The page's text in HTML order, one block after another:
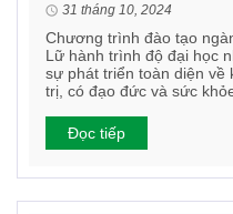
31 tháng 10, 2024
Chương trình đào tạo
Lữ hành trình độ đại học
sự phát triển toàn diện về
trị, có đạo đức và sức khỏe
Đọc tiếp